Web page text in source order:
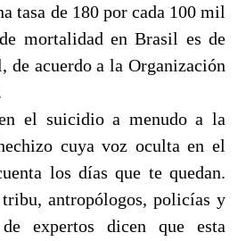
tasa de 180 por cada 100 mil
mortalidad en Brasil es de
de acuerdo a la Organización
el suicidio a menudo a la
cuya voz oculta en el
los días que te quedan.
antropólogos, policías y
expertos dicen que esta